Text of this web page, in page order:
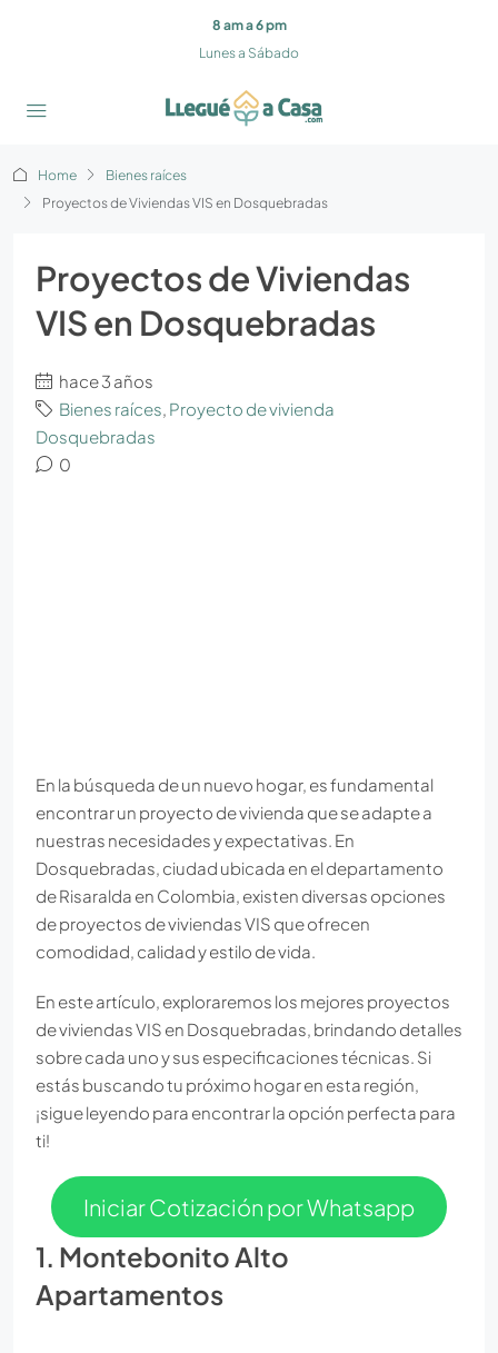
8 am a 6 pm
Lunes a Sábado
Home
Bienes raíces
Proyectos de Viviendas VIS en Dosquebradas
Proyectos de Viviendas
VIS en Dosquebradas
hace 3 años
Bienes raíces, Proyecto de vivienda
Dosquebradas
0
En la búsqueda de un nuevo hogar, es fundamental
encontrar un proyecto de vivienda que se adapte a
nuestras necesidades y expectativas. En
Dosquebradas, ciudad ubicada en el departamento
de Risaralda en Colombia, existen diversas opciones
de proyectos de viviendas VIS que ofrecen
comodidad, calidad y estilo de vida.
En este artículo, exploraremos los mejores proyectos
de viviendas VIS en Dosquebradas, brindando detalles
sobre cada uno y sus especificaciones técnicas. Si
estás buscando tu próximo hogar en esta región,
¡sigue leyendo para encontrar la opción perfecta para
ti!
Iniciar Cotización por Whatsapp
1. Montebonito Alto
Apartamentos